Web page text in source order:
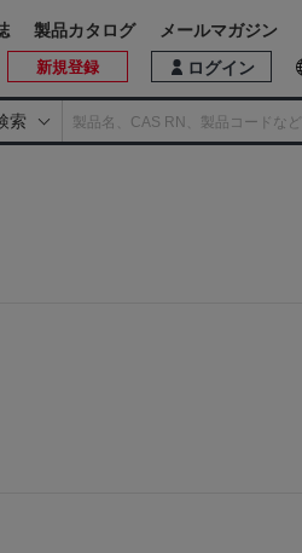
索
ログイン
新規登録
製品カタログ メールマガジン